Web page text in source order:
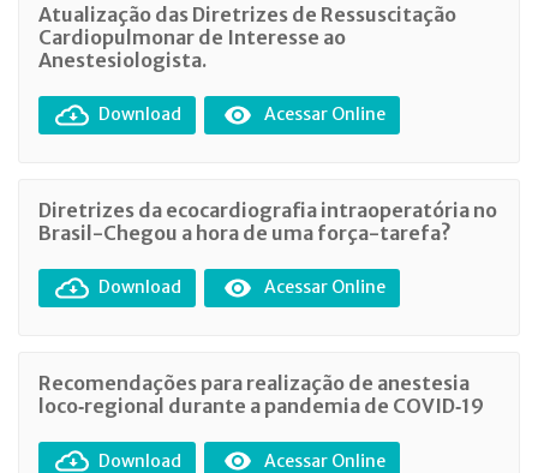
Atualização das Diretrizes de Ressuscitação
Cardiopulmonar de Interesse ao
Anestesiologista.
Download Acessar Online
Diretrizes da ecocardiografia intraoperatória no
Brasil-Chegou a hora de uma força-tarefa?
Download Acessar Online
Recomendações para realização de anestesia
loco‐regional durante a pandemia de COVID‐19
Download Acessar Online